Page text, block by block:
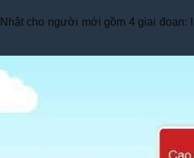
cho người mới gồm 4 giai